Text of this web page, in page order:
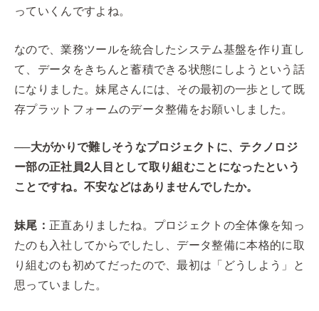
っていくんですよね。
なので、業務ツールを統合したシステム基盤を作り直し
て、データをきちんと蓄積できる状態にしようという話
になりました。妹尾さんには、その最初の一歩として既
存プラットフォームのデータ整備をお願いしました。
──大がかりで難しそうなプロジェクトに、テクノロジ
ー部の正社員2人目として取り組むことになったという
ことですね。不安などはありませんでしたか。
妹尾： 正直ありましたね。プロジェクトの全体像を知っ
たのも入社してからでしたし、データ整備に本格的に取
り組むのも初めてだったので、最初は「どうしよう」と
思っていました。